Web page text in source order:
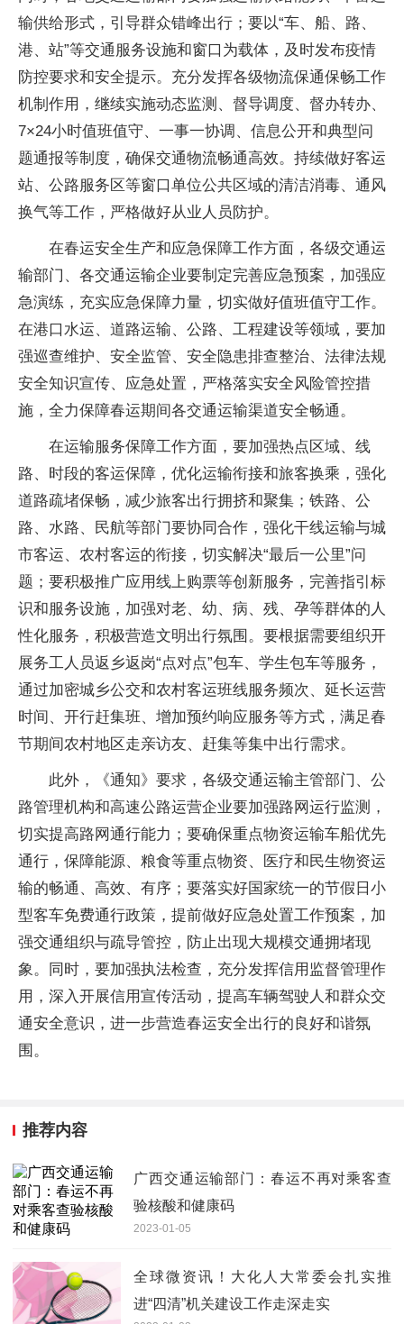
输供给形式，引导群众错峰出行；要以“车、船、路、
港、站”等交通服务设施和窗口为载体，及时发布疫情
防控要求和安全提示。充分发挥各级物流保通保畅工作
机制作用，继续实施动态监测、督导调度、督办转办、
7×24小时值班值守、一事一协调、信息公开和典型问
题通报等制度，确保交通物流畅通高效。持续做好客运
站、公路服务区等窗口单位公共区域的清洁消毒、通风
换气等工作，严格做好从业人员防护。
在春运安全生产和应急保障工作方面，各级交通运
输部门、各交通运输企业要制定完善应急预案，加强应
急演练，充实应急保障力量，切实做好值班值守工作。
在港口水运、道路运输、公路、工程建设等领域，要加
强巡查维护、安全监管、安全隐患排查整治、法律法规
安全知识宣传、应急处置，严格落实安全风险管控措
施，全力保障春运期间各交通运输渠道安全畅通。
在运输服务保障工作方面，要加强热点区域、线
路、时段的客运保障，优化运输衔接和旅客换乘，强化
道路疏堵保畅，减少旅客出行拥挤和聚集；铁路、公
路、水路、民航等部门要协同合作，强化干线运输与城
市客运、农村客运的衔接，切实解决“最后一公里”问
题；要积极推广应用线上购票等创新服务，完善指引标
识和服务设施，加强对老、幼、病、残、孕等群体的人
性化服务，积极营造文明出行氛围。要根据需要组织开
展务工人员返乡返岗“点对点”包车、学生包车等服务，
通过加密城乡公交和农村客运班线服务频次、延长运营
时间、开行赶集班、增加预约响应服务等方式，满足春
节期间农村地区走亲访友、赶集等集中出行需求。
此外，《通知》要求，各级交通运输主管部门、公
路管理机构和高速公路运营企业要加强路网运行监测，
切实提高路网通行能力；要确保重点物资运输车船优先
通行，保障能源、粮食等重点物资、医疗和民生物资运
输的畅通、高效、有序；要落实好国家统一的节假日小
型客车免费通行政策，提前做好应急处置工作预案，加
强交通组织与疏导管控，防止出现大规模交通拥堵现
象。同时，要加强执法检查，充分发挥信用监督管理作
用，深入开展信用宣传活动，提高车辆驾驶人和群众交
通安全意识，进一步营造春运安全出行的良好和谐氛
围。
推荐内容
广西交通运输部门：春运不再对乘客查
验核酸和健康码
2023-01-05
全球微资讯！大化人大常委会扎实推
进“四清”机关建设工作走深走实